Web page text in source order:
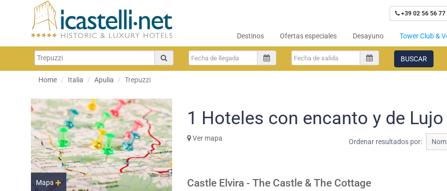
+39 02 56 56 77
Destinos Ofertas especiales Desayuno Tower Club &
BUSCAR
Home Italia Apulia Trepuzzi
Mapa
1 Hoteles con encanto y de Lujo
Ver mapa Ordenar resultados por:
Castle Elvira - The Castle & The Cottage